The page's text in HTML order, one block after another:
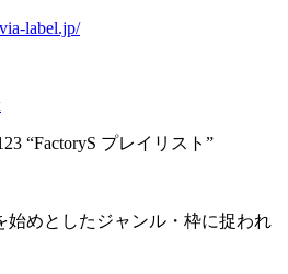
label.jp/
“FactoryS プレイリスト”
始めとしたジャンル・枠に捉われ